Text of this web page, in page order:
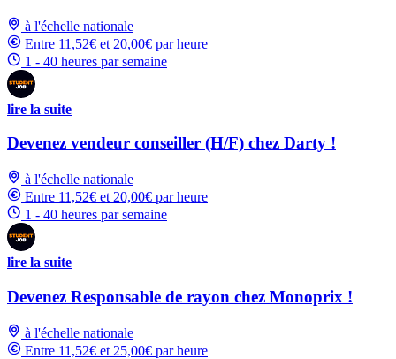
à l'échelle nationale
Entre 11,52€ et 20,00€ par heure
1 - 40 heures par semaine
lire la suite
Devenez vendeur conseiller (H/F) chez Darty !
à l'échelle nationale
Entre 11,52€ et 20,00€ par heure
1 - 40 heures par semaine
lire la suite
Devenez Responsable de rayon chez Monoprix !
à l'échelle nationale
Entre 11,52€ et 25,00€ par heure